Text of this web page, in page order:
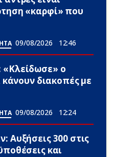
«καρφί» που
09/08/2026 12:46
ο
κάνουν διακοπές με
09/08/2026 12:24
Αυξήσεις 300 στις
και